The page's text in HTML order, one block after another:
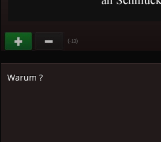
(-13)
Warum ?